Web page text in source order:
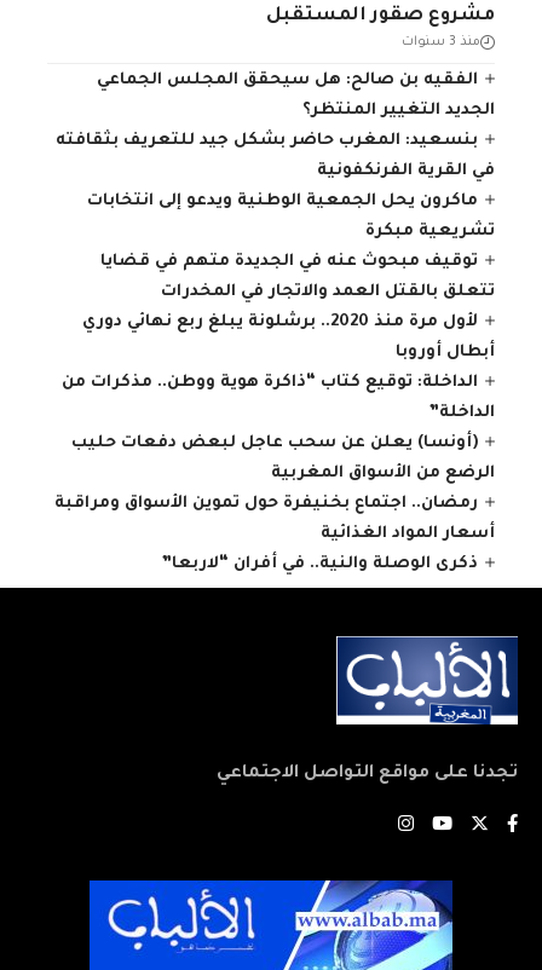
مشروع صقور المستقبل
منذ 3 سنوات
الفقيه بن صالح: هل سيحقق المجلس الجماعي
الجديد التغيير المنتظر؟
بنسعيد: المغرب حاضر بشكل جيد للتعريف بثقافته
في القرية الفرنكفونية
ماكرون يحل الجمعية الوطنية ويدعو إلى انتخابات
تشريعية مبكرة
توقيف مبحوث عنه في الجديدة متهم في قضايا
تتعلق بالقتل العمد والاتجار في المخدرات
لأول مرة منذ 2020.. برشلونة يبلغ ربع نهائي دوري
أبطال أوروبا
الداخلة: توقيع كتاب “ذاكرة هوية ووطن.. مذكرات من
الداخلة”
(أونسا) يعلن عن سحب عاجل لبعض دفعات حليب
الرضع من الأسواق المغربية
رمضان.. اجتماع بخنيفرة حول تموين الأسواق ومراقبة
أسعار المواد الغذائية
ذكرى الوصلة والنية.. في أفران “لاربعا”
تجدنا على مواقع التواصل الاجتماعي